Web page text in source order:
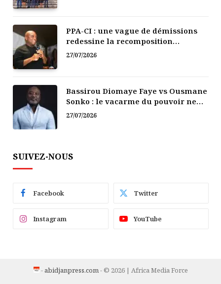
PPA-CI : une vague de démissions
redessine la recomposition
politique
27/07/2026
Bassirou Diomaye Faye vs Ousmane
Sonko : le vacarme du pouvoir ne
doit pas faire oublier les liens de la
27/07/2026
SUIVEZ-NOUS
Facebook Twitter
Instagram YouTube
- abidjanpress.com- © 2026 | Africa Media Force